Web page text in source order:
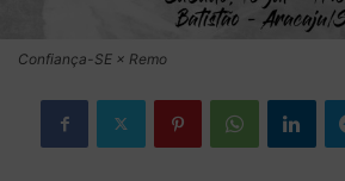
Confiança-SE × Remo